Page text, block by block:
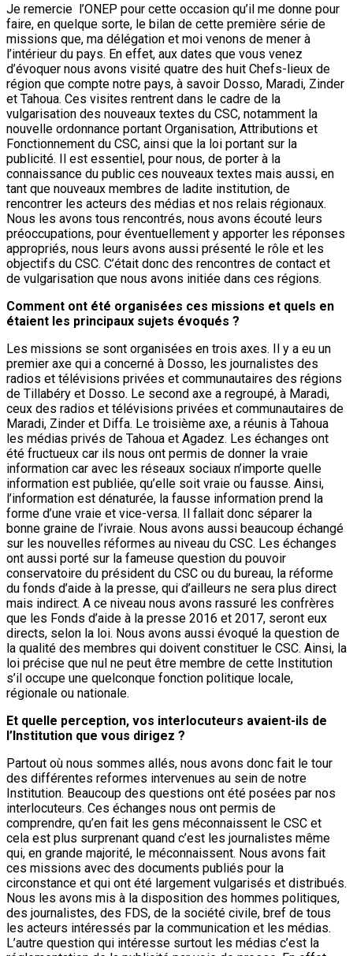
Je remercie l’ONEP pour cette occasion qu’il me donne pour
faire, en quelque sorte, le bilan de cette première série de
missions que, ma délégation et moi venons de mener à
l’intérieur du pays. En effet, aux dates que vous venez
d’évoquer nous avons visité quatre des huit Chefs-lieux de
région que compte notre pays, à savoir Dosso, Maradi, Zinder
et Tahoua. Ces visites rentrent dans le cadre de la
vulgarisation des nouveaux textes du CSC, notamment la
nouvelle ordonnance portant Organisation, Attributions et
Fonctionnement du CSC, ainsi que la loi portant sur la
publicité. Il est essentiel, pour nous, de porter à la
connaissance du public ces nouveaux textes mais aussi, en
tant que nouveaux membres de ladite institution, de
rencontrer les acteurs des médias et nos relais régionaux.
Nous les avons tous rencontrés, nous avons écouté leurs
préoccupations, pour éventuellement y apporter les réponses
appropriés, nous leurs avons aussi présenté le rôle et les
objectifs du CSC. C’était donc des rencontres de contact et
de vulgarisation que nous avons initiée dans ces régions.
Comment ont été organisées ces missions et quels en
étaient les principaux sujets évoqués ?
Les missions se sont organisées en trois axes. Il y a eu un
premier axe qui a concerné à Dosso, les journalistes des
radios et télévisions privées et communautaires des régions
de Tillabéry et Dosso. Le second axe a regroupé, à Maradi,
ceux des radios et télévisions privées et communautaires de
Maradi, Zinder et Diffa. Le troisième axe, a réunis à Tahoua
les médias privés de Tahoua et Agadez. Les échanges ont
été fructueux car ils nous ont permis de donner la vraie
information car avec les réseaux sociaux n’importe quelle
information est publiée, qu’elle soit vraie ou fausse. Ainsi,
l’information est dénaturée, la fausse information prend la
forme d’une vraie et vice-versa. Il fallait donc séparer la
bonne graine de l’ivraie. Nous avons aussi beaucoup échangé
sur les nouvelles réformes au niveau du CSC. Les échanges
ont aussi porté sur la fameuse question du pouvoir
conservatoire du président du CSC ou du bureau, la réforme
du fonds d’aide à la presse, qui d’ailleurs ne sera plus direct
mais indirect. A ce niveau nous avons rassuré les confrères
que les Fonds d’aide à la presse 2016 et 2017, seront eux
directs, selon la loi. Nous avons aussi évoqué la question de
la qualité des membres qui doivent constituer le CSC. Ainsi, la
loi précise que nul ne peut être membre de cette Institution
s’il occupe une quelconque fonction politique locale,
régionale ou nationale.
Et quelle perception, vos interlocuteurs avaient-ils de
l’Institution que vous dirigez ?
Partout où nous sommes allés, nous avons donc fait le tour
des différentes reformes intervenues au sein de notre
Institution. Beaucoup des questions ont été posées par nos
interlocuteurs. Ces échanges nous ont permis de
comprendre, qu’en fait les gens méconnaissent le CSC et
cela est plus surprenant quand c’est les journalistes même
qui, en grande majorité, le méconnaissent. Nous avons fait
ces missions avec des documents publiés pour la
circonstance et qui ont été largement vulgarisés et distribués.
Nous les avons mis à la disposition des hommes politiques,
des journalistes, des FDS, de la société civile, bref de tous
les acteurs intéressés par la communication et les médias.
L’autre question qui intéresse surtout les médias c’est la